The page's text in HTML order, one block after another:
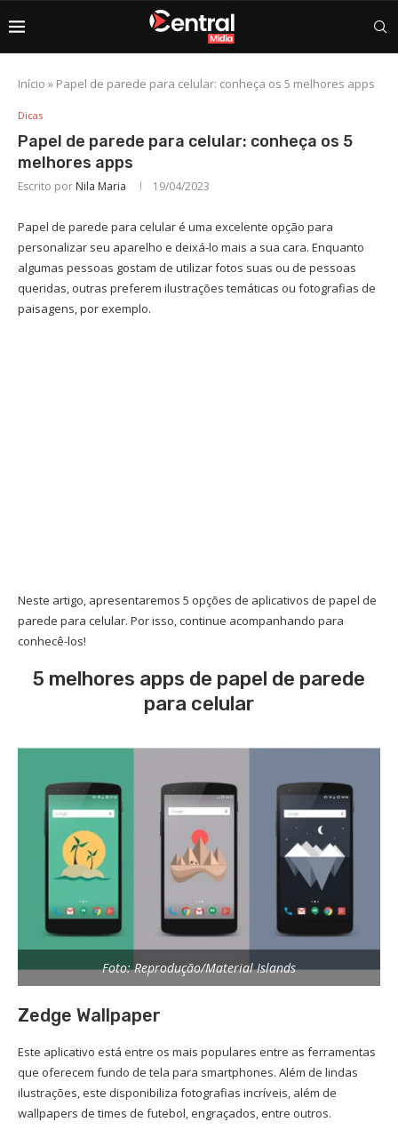
Início » Papel de parede para celular: conheça os 5 melhores apps
Dicas
Papel de parede para celular: conheça os 5
melhores apps
Escrito por Nila Maria 19/04/2023
Papel de parede para celular é uma excelente opção para
personalizar seu aparelho e deixá-lo mais a sua cara. Enquanto
algumas pessoas gostam de utilizar fotos suas ou de pessoas
queridas, outras preferem ilustrações temáticas ou fotografias de
paisagens, por exemplo.
Neste artigo, apresentaremos 5 opções de aplicativos de papel de
parede para celular. Por isso, continue acompanhando para
conhecê-los!
5 melhores apps de papel de parede
para celular
Foto: Reprodução/Material Islands
Zedge Wallpaper
Este aplicativo está entre os mais populares entre as ferramentas
que oferecem fundo de tela para smartphones. Além de lindas
ilustrações, este disponibiliza fotografias incríveis, além de
wallpapers de times de futebol, engraçados, entre outros.